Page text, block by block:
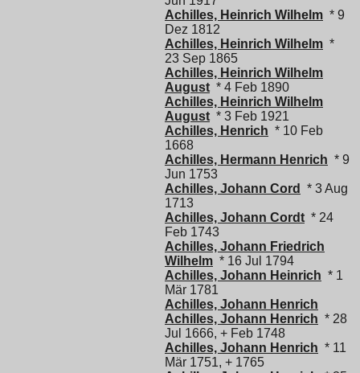
Achilles, Heinrich Wilhelm * 9
Dez 1812
Achilles, Heinrich Wilhelm *
23 Sep 1865
Achilles, Heinrich Wilhelm
August * 4 Feb 1890
Achilles, Heinrich Wilhelm
August * 3 Feb 1921
Achilles, Henrich * 10 Feb
1668
Achilles, Hermann Henrich * 9
Jun 1753
Achilles, Johann Cord
* 3 Aug
1713
Achilles, Johann Cordt * 24
Feb 1743
Achilles, Johann Friedrich
Wilhelm * 16 Jul 1794
Achilles, Johann Heinrich * 1
Mär 1781
Achilles, Johann Henrich
Achilles, Johann Henrich * 28
Jul 1666, + Feb 1748
Achilles, Johann Henrich * 11
Mär 1751, + 1765